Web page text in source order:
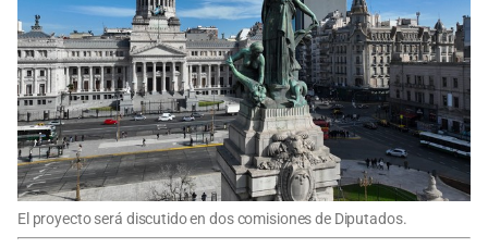
El proyecto será discutido en dos comisiones de Diputados.